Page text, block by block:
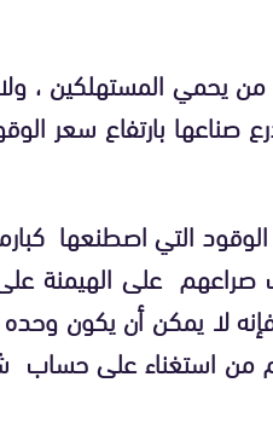
يحمي المستهلكين ،
بارتفاع سعر
التي اصطنعها
على الهيمنة
لا يمكن أن يكون
من استغناء على حساب